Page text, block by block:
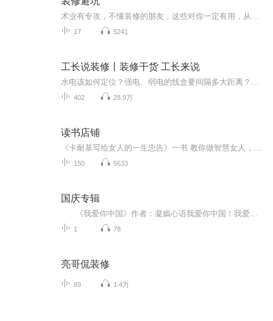
17 5241
工长说装修丨装修干货 工长来说
402 28.9万
读书店铺
150 5633
国庆专辑
1 78
亮哥侃装修
89 1.4万